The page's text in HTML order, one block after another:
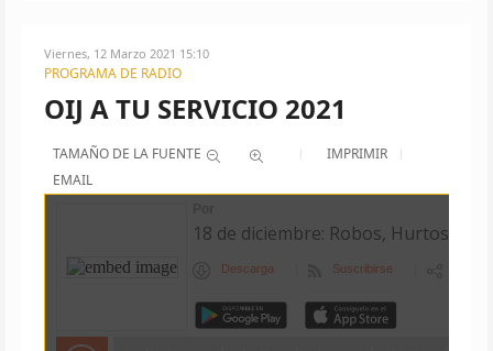
Viernes, 12 Marzo 2021 15:10
PROGRAMA DE RADIO
OIJ A TU SERVICIO 2021
TAMAÑO DE LA FUENTE
IMPRIMIR
EMAIL